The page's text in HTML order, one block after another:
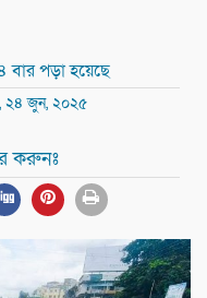
বার পড়া হয়েছে
২৪ জুন, ২০২৫
করুনঃ